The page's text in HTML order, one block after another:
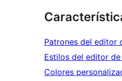
Patrones del editor
Estilos del editor
Colores